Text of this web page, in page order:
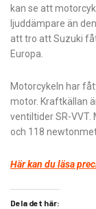
kan se att
ljuddämpare än
att tro att Suzuki
Europa.
Motorcykeln har
motor. Kraftkällan
ventiltider SR-
och 118
Här kan du läsa
Dela det här: